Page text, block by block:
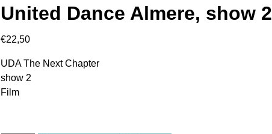
United Dance Almere, show 2
€22,50
UDA The Next Chapter
show 2
Film